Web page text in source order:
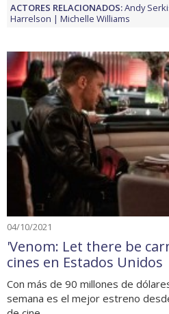
ACTORES RELACIONADOS:Andy
Harrelson
Michelle Williams
04/10/2021
'Venom: Let there be
cines en Estados Unidos
Con más de 90 millones de
semana es el mejor estreno